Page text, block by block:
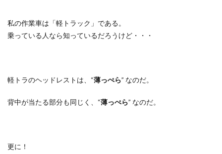
私の作業車は「軽トラック」である。
乗っている人なら知っているだろうけど・・・
軽トラのヘッドレストは、 “薄っぺら” なのだ。
背中が当たる部分も同じく、 “薄っぺら” なのだ。
更に！